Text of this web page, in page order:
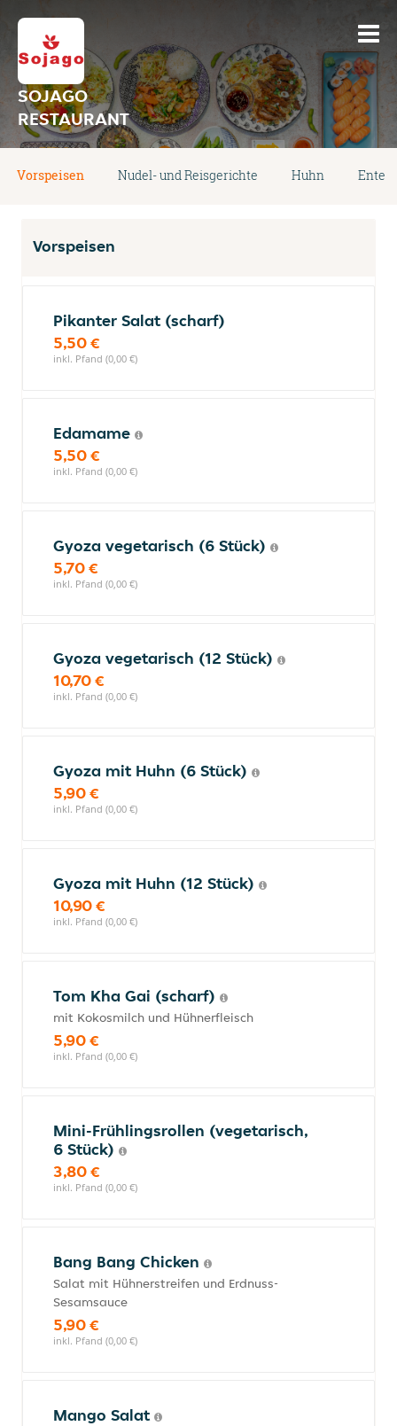
SOJAGO
RESTAURANT
Vorspeisen Nudel- und Reisgerichte Huhn Ente
Vorspeisen
Pikanter Salat (scharf)
5,50 €
inkl. Pfand (0,00 €)
Edamame
5,50 €
inkl. Pfand (0,00 €)
Gyoza vegetarisch (6 Stück)
5,70 €
inkl. Pfand (0,00 €)
Gyoza vegetarisch (12 Stück)
10,70 €
inkl. Pfand (0,00 €)
Gyoza mit Huhn (6 Stück)
5,90 €
inkl. Pfand (0,00 €)
Gyoza mit Huhn (12 Stück)
10,90 €
inkl. Pfand (0,00 €)
Tom Kha Gai (scharf)
mit Kokosmilch und Hühnerfleisch
5,90 €
inkl. Pfand (0,00 €)
Mini-Frühlingsrollen (vegetarisch,
6 Stück)
3,80 €
inkl. Pfand (0,00 €)
Bang Bang Chicken
Salat mit Hühnerstreifen und Erdnuss-
Sesamsauce
5,90 €
inkl. Pfand (0,00 €)
Mango Salat